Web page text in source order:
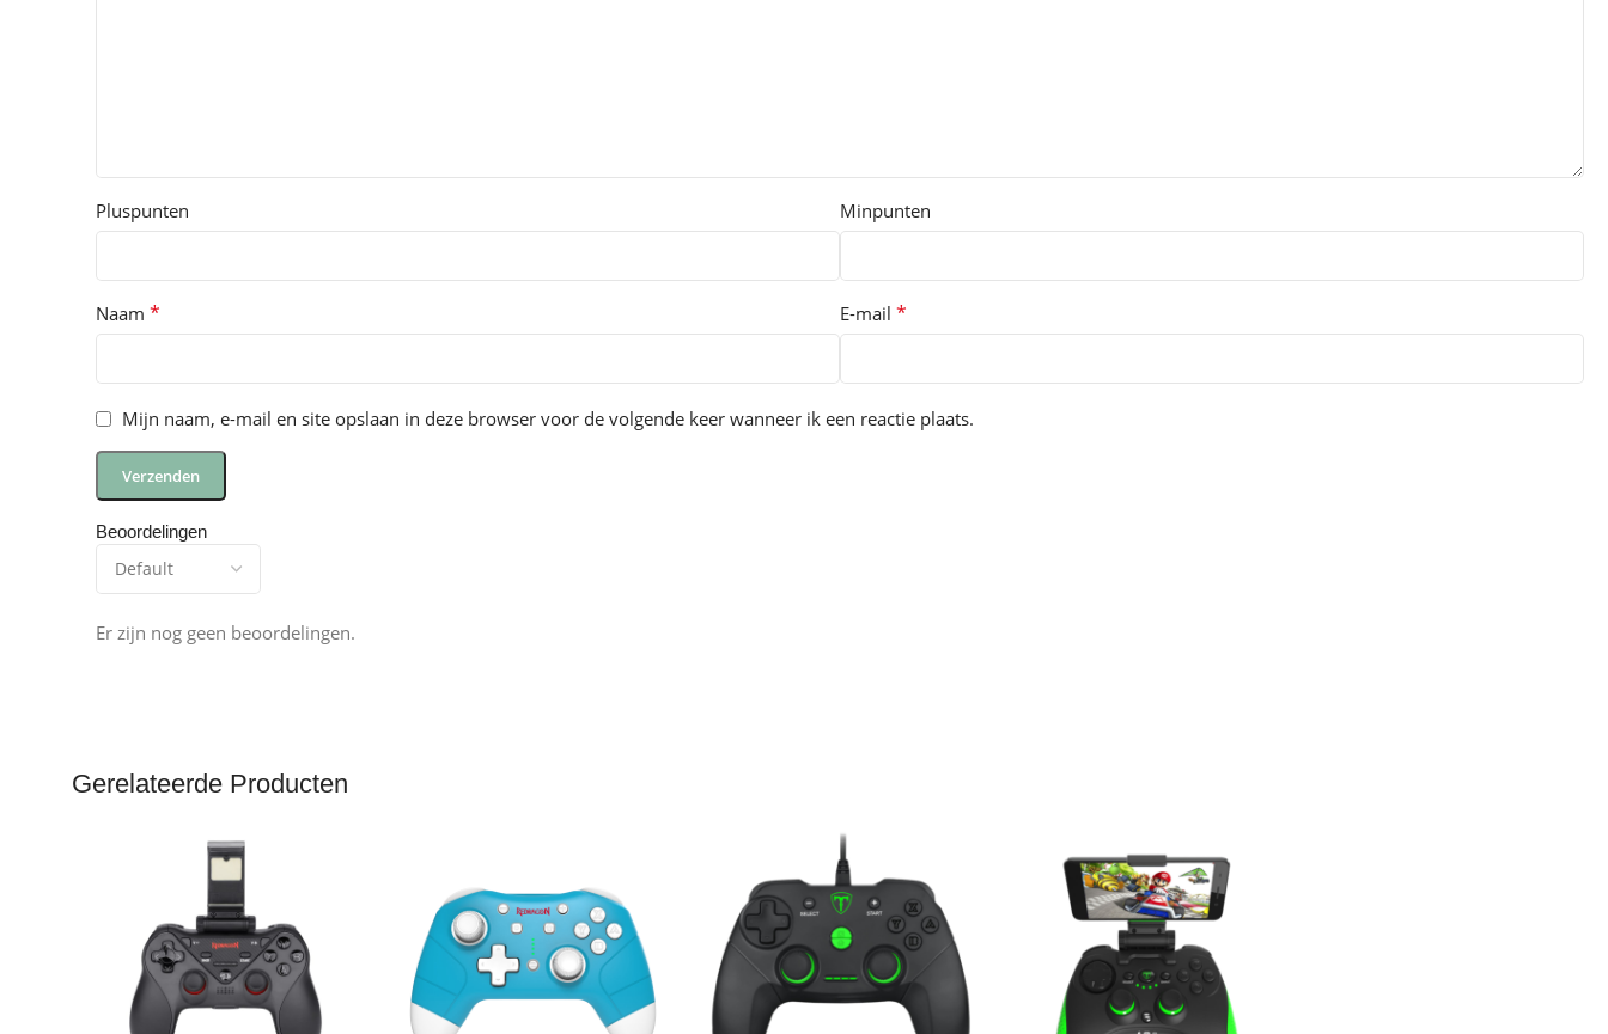
Beoordelingen
Er zijn nog geen beoordelingen.
Pluspunten Minpunten
Naam * E-mail *
Mijn naam, e-mail en site opslaan in deze browser voor de volgende keer wanneer ik een reactie plaats.
Gerelateerde Producten